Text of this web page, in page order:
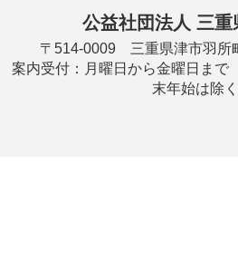
公益社団法人 三重
〒514-0009 三重県津市羽
案内受付：月曜日から金曜日ま
末年始は除く